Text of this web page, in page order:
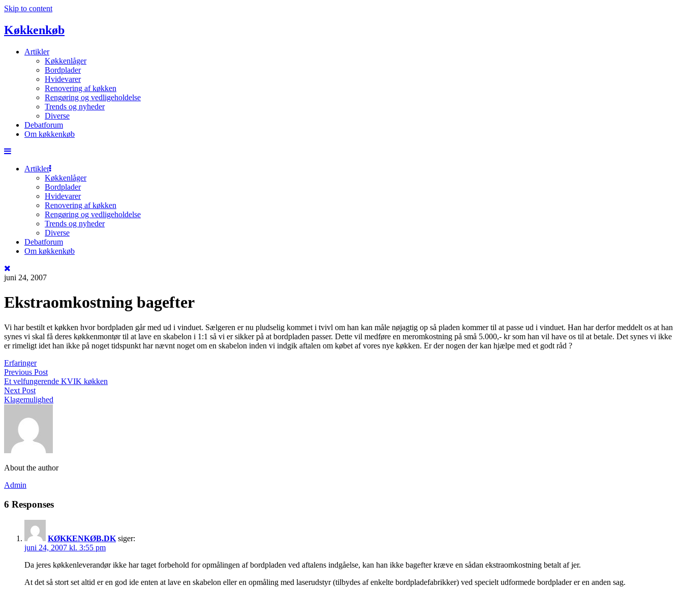
Skip to content
Køkkenkøb
Artikler
Køkkenlåger
Bordplader
Hvidevarer
Renovering af køkken
Rengøring og vedligeholdelse
Trends og nyheder
Diverse
Debatforum
Om køkkenkøb
Artikler
Køkkenlåger
Bordplader
Hvidevarer
Renovering af køkken
Rengøring og vedligeholdelse
Trends og nyheder
Diverse
Debatforum
Om køkkenkøb
juni 24, 2007
Ekstraomkostning bagefter
Vi har bestilt et køkken hvor bordpladen går med ud i vinduet. Sælgeren er nu pludselig kommet i tvivl om han kan måle nøjagtig op så pladen kommer til at passe ud i vinduet. Han har derfor meddelt os at han
synes vi skal få deres køkkenmontør til at lave en skabelon i 1:1 så vi er sikker på at bordpladen passer. Dette vil medføre en meromkostning på små 5.000,- kr som han vil have os til at betale. Det synes vi ikke
er rimeligt idet han ikke på noget tidspunkt har nævnt noget om en skabelon inden vi indgik aftalen om købet af vores nye køkken. Er der nogen der kan hjælpe med et godt råd ?
Erfaringer
Previous Post
Et velfungerende KVIK køkken
Next Post
Klagemulighed
About the author
Admin
6 Responses
KØKKENKØB.DK siger:
juni 24, 2007 kl. 3:55 pm
Da jeres køkkenleverandør ikke har taget forbehold for opmålingen af bordpladen ved aftalens indgåelse, kan han ikke bagefter kræve en sådan ekstraomkostning betalt af jer.
At det så stort set altid er en god ide enten at lave en skabelon eller en opmåling med laserudstyr (tilbydes af enkelte bordpladefabrikker) ved specielt udformede bordplader er en anden sag.